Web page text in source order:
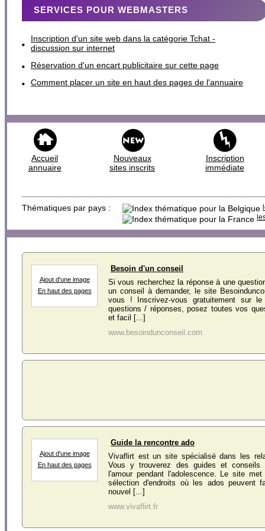
SERVICES POUR WEBMASTERS
Inscription d'un site web dans la catégorie Tchat -
discussion sur internet
Réservation d'un encart publicitaire sur cette page
Comment placer un site en haut des pages de l'annuaire
Accueil
annuaire
Nouveaux
sites inscrits
Inscription
immédiate
Thématiques par pays :
Ajout d'une image
En haut des pages
Besoin d'un conseil
Si vous recherchez la réponse à une
un conseil à demander, le site
vous ! Inscrivez-vous gratuitement sur
questions / réponses, posez toutes vos
et facil [...]
www.besoindunconseil.com
Ajout d'une image
En haut des pages
Guide la rencontre ado
Vivaflirt est un site spécialisé dans les
Vous y trouverez des guides et conseils
l'amour pendant l'adolescence. Le site
sélection d'endroits où les ados peuvent
nouvel [...]
www.vivaflirt.fr